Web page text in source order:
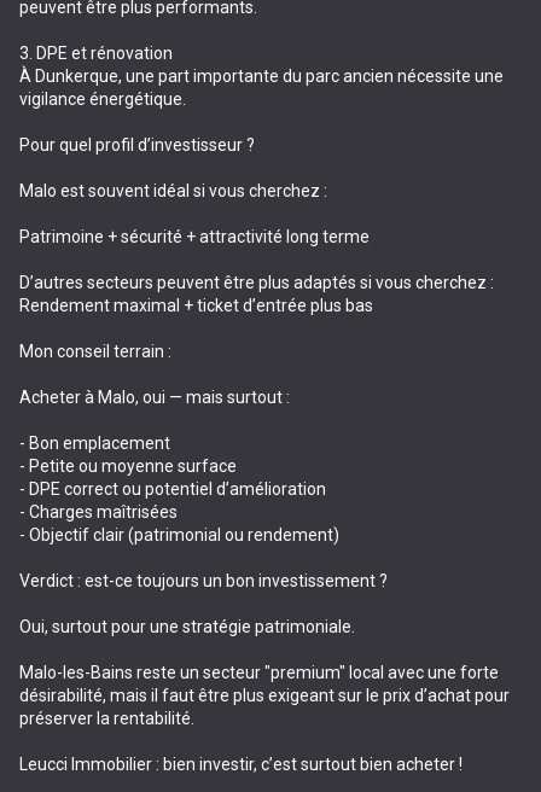
peuvent être plus performants.
3. DPE et rénovation
À Dunkerque, une part importante du parc ancien nécessite une
vigilance énergétique.
Pour quel profil d’investisseur ?
Malo est souvent idéal si vous cherchez :
Patrimoine + sécurité + attractivité long terme
D’autres secteurs peuvent être plus adaptés si vous cherchez :
Rendement maximal + ticket d’entrée plus bas
Mon conseil terrain :
Acheter à Malo, oui — mais surtout :
- Bon emplacement
- Petite ou moyenne surface
- DPE correct ou potentiel d’amélioration
- Charges maîtrisées
- Objectif clair (patrimonial ou rendement)
Verdict : est-ce toujours un bon investissement ?
Oui, surtout pour une stratégie patrimoniale.
Malo-les-Bains reste un secteur "premium" local avec une forte
désirabilité, mais il faut être plus exigeant sur le prix d’achat pour
préserver la rentabilité.
Leucci Immobilier : bien investir, c’est surtout bien acheter !